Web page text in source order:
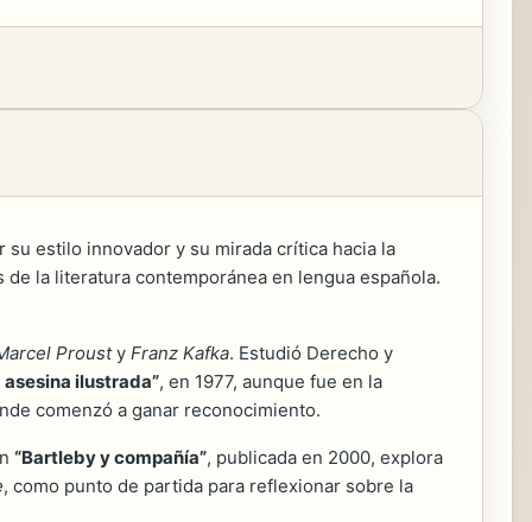
estilo innovador y su mirada crítica hacia la
la literatura contemporánea en lengua española.
Prousty Franz Kafka. Estudió Derecho y
asesina ilustrada”, en 1977, aunque fue en la
comenzó a ganar reconocimiento.
“Bartleby y compañía”, publicada en 2000, explora
, como punto de partida para reflexionar sobre la